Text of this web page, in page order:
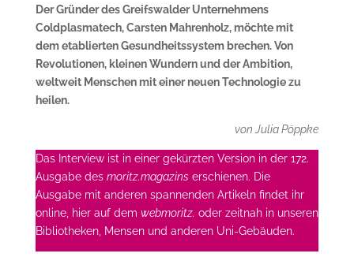
Der Gründer des Greifswalder Unternehmens
Coldplasmatech, Carsten Mahrenholz, möchte mit
dem etablierten Gesundheitssystem brechen. Von
Revolutionen, kleinen Wundern und der Ambition,
weltweit Menschen mit einer neuen Technologie zu
heilen.
von Julia Pöppke
Das Interview ist in einer gekürzten Version in der 172.
Ausgabe des moritz.magazins erschienen. Die
Ausgabe mit anderen spannenden Artikeln findet ihr
online, hier auf dem webmoritz. oder zeitnah in unseren
Bibliotheken, Mensen und anderen Uni-Gebäuden.